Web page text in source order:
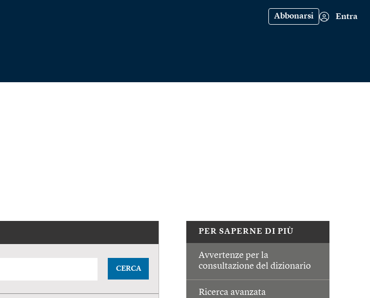
Abbonarsi Entra
PER SAPERNE DI PIÙ
Avvertenze per la
consultazione del dizionario
Ricerca avanzata
CERCA